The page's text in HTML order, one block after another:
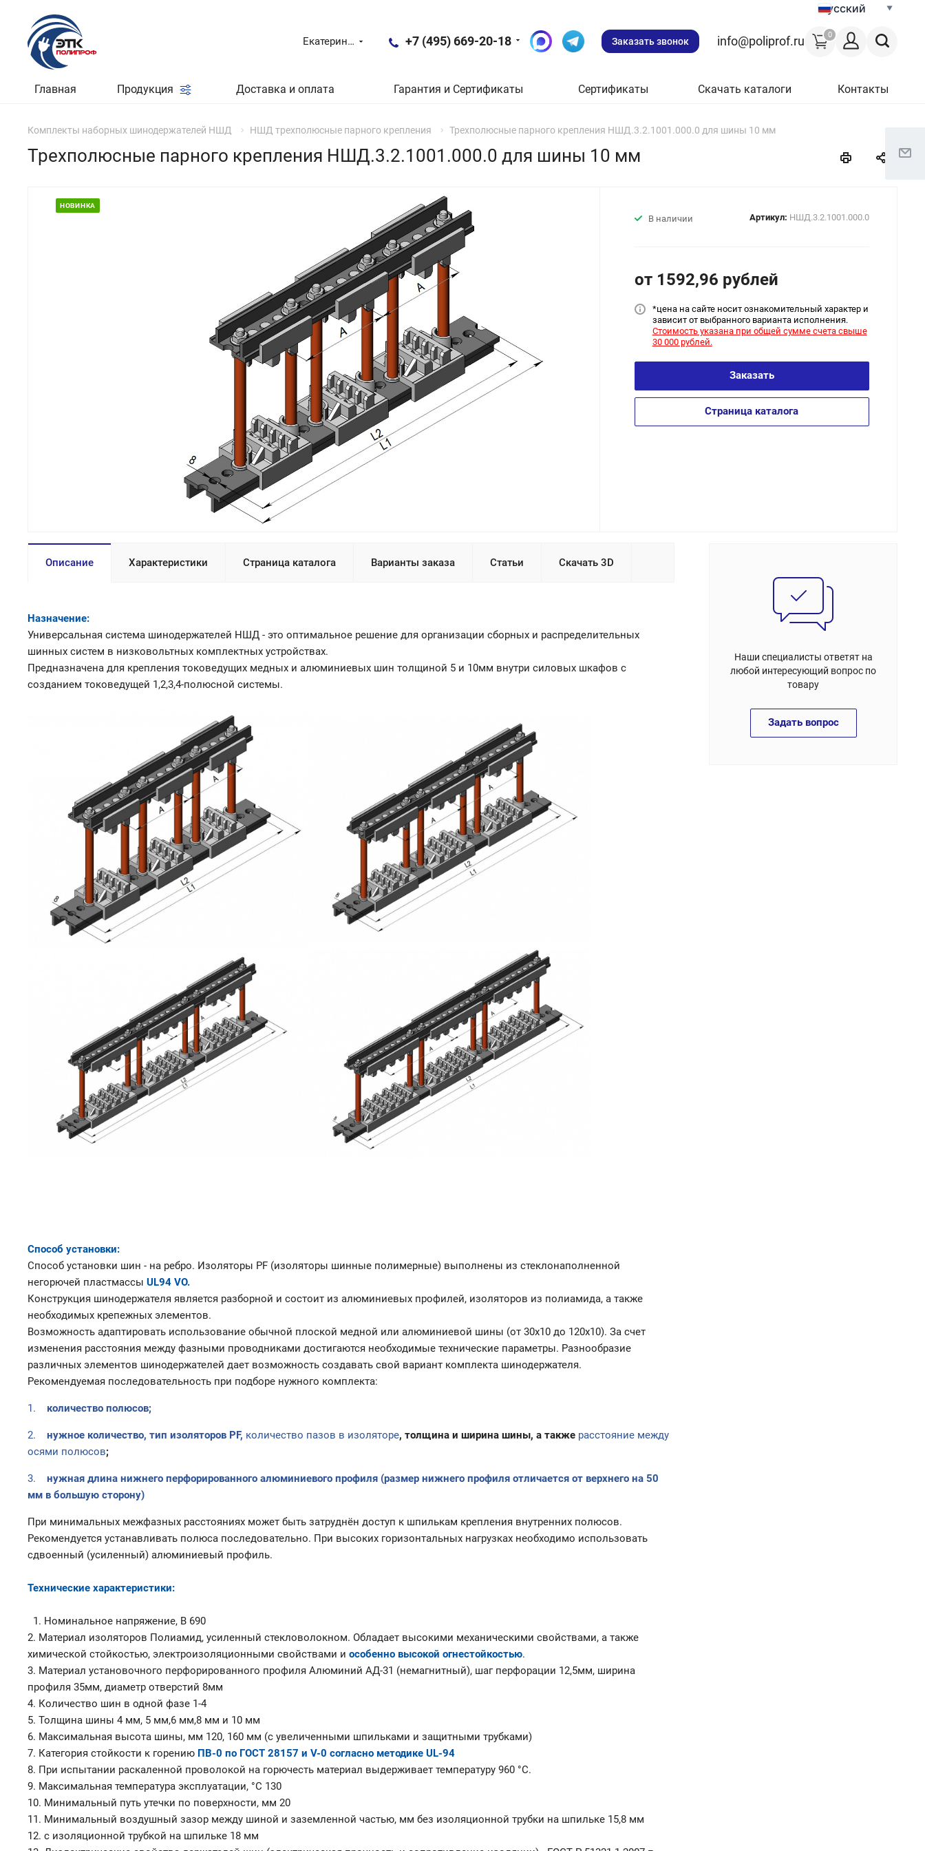
Русский
0
Екатеринбург +7 (495) 669-20-18 Заказать звонок info@poliprof.ru
Главная Продукция Доставка и оплата Гарантия и Сертификаты Сертификаты Скачать каталоги Контакты
Комплекты наборных шинодержателей НШД НШД трехполюсные парного крепления Трехполюсные парного крепления НШД.3.2.1001.000.0 для шины 10 мм
Трехполюсные парного крепления НШД.3.2.1001.000.0 для шины 10 мм
НОВИНКА
В наличии Артикул: НШД.3.2.1001.000.0
от 1592,96 рублей
*цена на сайте носит ознакомительный характер и
зависит от выбранного варианта исполнения.
Стоимость указана при общей сумме счета свыше
30 000 рублей.
Заказать
Страница каталога
Описание Характеристики Страница каталога Варианты заказа Статьи Скачать 3D
Назначение:
Универсальная система шинодержателей НШД - это оптимальное решение для организации сборных и распределительных
шинных систем в низковольтных комплектных устройствах.
Предназначена для крепления токоведущих медных и алюминиевых шин толщиной 5 и 10мм внутри силовых шкафов с
созданием токоведущей 1,2,3,4-полюсной системы.
Способ установки:
Способ установки шин - на ребро. Изоляторы PF (изоляторы шинные полимерные) выполнены из стеклонаполненной
негорючей пластмассы UL94 VO.
Конструкция шинодержателя является разборной и состоит из алюминиевых профилей, изоляторов из полиамида, а также
необходимых крепежных элементов.
Возможность адаптировать использование обычной плоской медной или алюминиевой шины (от 30х10 до 120х10). За счет
изменения расстояния между фазными проводниками достигаются необходимые технические параметры. Разнообразие
различных элементов шинодержателей дает возможность создавать свой вариант комплекта шинодержателя.
Рекомендуемая последовательность при подборе нужного комплекта:
1. количество полюсов;
2. нужное количество, тип изоляторов PF, количество пазов в изоляторе, толщина и ширина шины, а также расстояние между
осями полюсов;
3. нужная длина нижнего перфорированного алюминиевого профиля (размер нижнего профиля отличается от верхнего на 50
мм в большую сторону)
При минимальных межфазных расстояниях может быть затруднён доступ к шпилькам крепления внутренних полюсов.
Рекомендуется устанавливать полюса последовательно. При высоких горизонтальных нагрузках необходимо использовать
сдвоенный (усиленный) алюминиевый профиль.
Технические характеристики:
1. Номинальное напряжение, В 690
2. Материал изоляторов Полиамид, усиленный стекловолокном. Обладает высокими механическими свойствами, а также
химической стойкостью, электроизоляционными свойствами и особенно высокой огнестойкостью.
3. Материал установочного перфорированного профиля Алюминий АД-31 (немагнитный), шаг перфорации 12,5мм, ширина
профиля 35мм, диаметр отверстий 8мм
4. Количество шин в одной фазе 1-4
5. Толщина шины 4 мм, 5 мм,6 мм,8 мм и 10 мм
6. Максимальная высота шины, мм 120, 160 мм (с увеличенными шпильками и защитными трубками)
7. Категория стойкости к горению ПВ-0 по ГОСТ 28157 и V-0 согласно методике UL-94
8. При испытании раскаленной проволокой на горючесть материал выдерживает температуру 960 °С.
9. Максимальная температура эксплуатации, °С 130
10. Минимальный путь утечки по поверхности, мм 20
11. Минимальный воздушный зазор между шиной и заземленной частью, мм без изоляционной трубки на шпильке 15,8 мм
12. с изоляционной трубкой на шпильке 18 мм
Наши специалисты ответят на
любой интересующий вопрос по
товару
Задать вопрос